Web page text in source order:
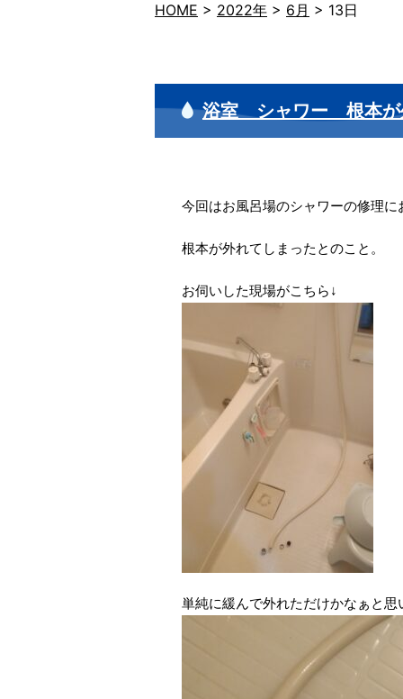
HOME > 2022年 > 6月 > 13日
浴室 シャワー 根本が
今回はお風呂場のシャワーの修理に
根本が外れてしまったとのこと。
お伺いした現場がこちら↓
単純に緩んで外れただけかなぁと